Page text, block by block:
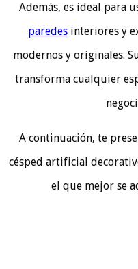
Además, es ideal para
paredesinteriores y
modernos y originales.
transforma cualquier
A continuación, te
césped artificial
el que mejor se